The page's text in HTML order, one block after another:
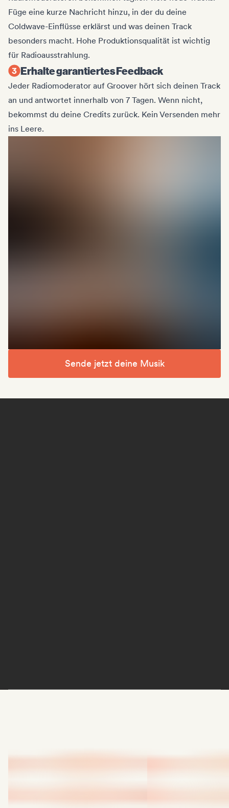
Füge eine kurze Nachricht hinzu, in der du deine
Coldwave-Einflüsse erklärst und was deinen Track
besonders macht. Hohe Produktionsqualität ist wichtig
für Radioausstrahlung.
Erhalte garantiertes Feedback
Jeder Radiomoderator auf Groover hört sich deinen Track
an und antwortet innerhalb von 7 Tagen. Wenn nicht,
bekommst du deine Credits zurück. Kein Versenden mehr
ins Leere.
Sende jetzt deine Musik